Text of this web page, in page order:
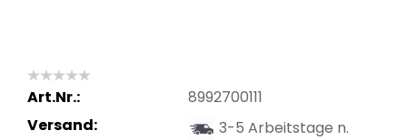
Art.Nr.:
8992700111
Versand:
3-5 Arbeitstage n.